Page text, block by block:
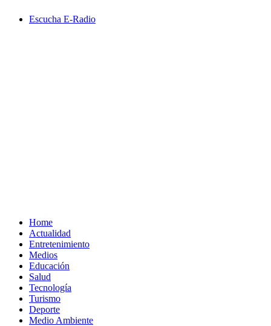
Escucha E-Radio
Home
Actualidad
Entretenimiento
Medios
Educación
Salud
Tecnología
Turismo
Deporte
Medio Ambiente